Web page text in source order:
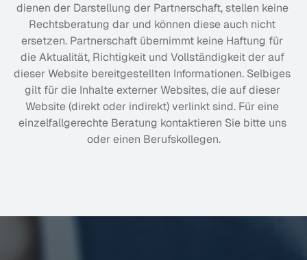
dienen der Darstellung der Partnerschaft, stellen keine
Rechtsberatung dar und können diese auch nicht
ersetzen. Partnerschaft übernimmt keine Haftung für
die Aktualität, Richtigkeit und Vollständigkeit der auf
dieser Website bereitgestellten Informationen. Selbiges
gilt für die Inhalte externer Websites, die auf dieser
Website (direkt oder indirekt) verlinkt sind. Für eine
einzelfallgerechte Beratung kontaktieren Sie bitte uns
oder einen Berufskollegen.